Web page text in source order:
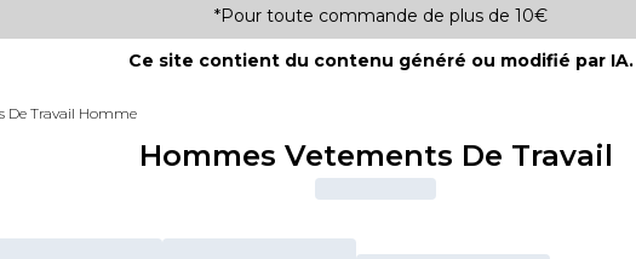
*Pour toute commande de plus de 10€
Ce site contient du contenu généré ou modifié par IA.
De Travail Homme
Hommes Vetements De Travail